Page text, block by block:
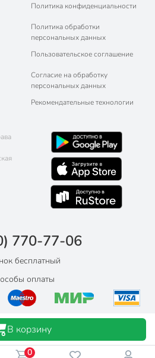
Политика конфиденциальности
Политика обработки
персональных данных
Пользовательское соглашение
Согласие на обработку
персональных данных
Рекомендательные технологии
770-77-06
бесплатный
оплаты
0
В корзину